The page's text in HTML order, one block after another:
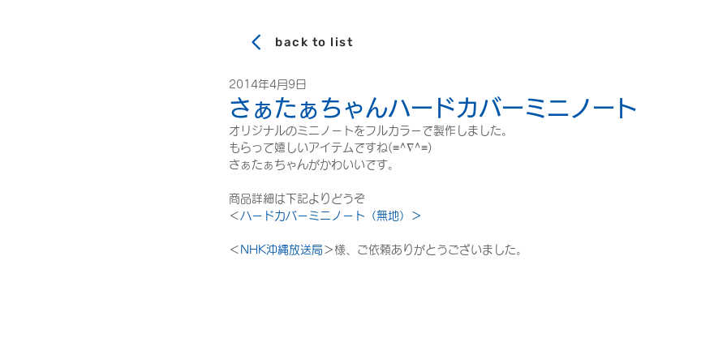
back to list
さぁたぁちゃんハードカバーミニノート
2014年4月9日
オリジナルのミニノートをフルカラーで製作しました。
もらって嬉しいアイテムですね(≡^∇^≡)
さぁたぁちゃんがかわいいです。
商品詳細は下記よりどうぞ
＜ ハードカバーミニノート（無地）＞
＜ NHK沖縄放送局 ＞様、ご依頼ありがとうございました。